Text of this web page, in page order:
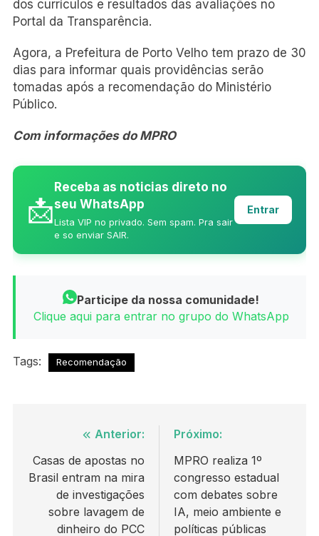
dos currículos e resultados das avaliações no
Portal da Transparência.
Agora, a Prefeitura de Porto Velho tem prazo de 30
dias para informar quais providências serão
tomadas após a recomendação do Ministério
Público.
Com informações do MPRO
📩
Receba as noticias direto no
seu WhatsApp
Lista VIP no privado. Sem spam. Pra sair
e so enviar SAIR.
Entrar
Participe da nossa comunidade!
Clique aqui para entrar no grupo do WhatsApp
Tags: Recomendação
Navegação
de
Post
Anterior:
Casas de apostas no
Brasil entram na mira
de investigações
sobre lavagem de
dinheiro do PCC
Próximo:
MPRO realiza 1º
congresso estadual
com debates sobre
IA, meio ambiente e
políticas públicas